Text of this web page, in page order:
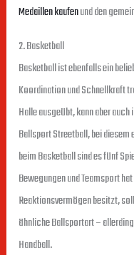
Medaillen kaufenund den
2. Basketball
Basketball ist ebenfalls ein
Koordination und Schnellkraft
Halle ausgeübt, kann aber
Ballsport Streetball, bei diesem
beim Basketball sind es fünf
Bewegungen und Teamsport
Reaktionsvermögen besitzt,
ähnliche Ballsportart –
Handball.